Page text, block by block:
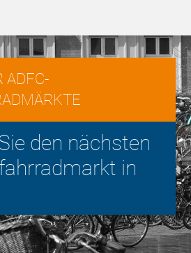
ADFC-
den nächsten
in